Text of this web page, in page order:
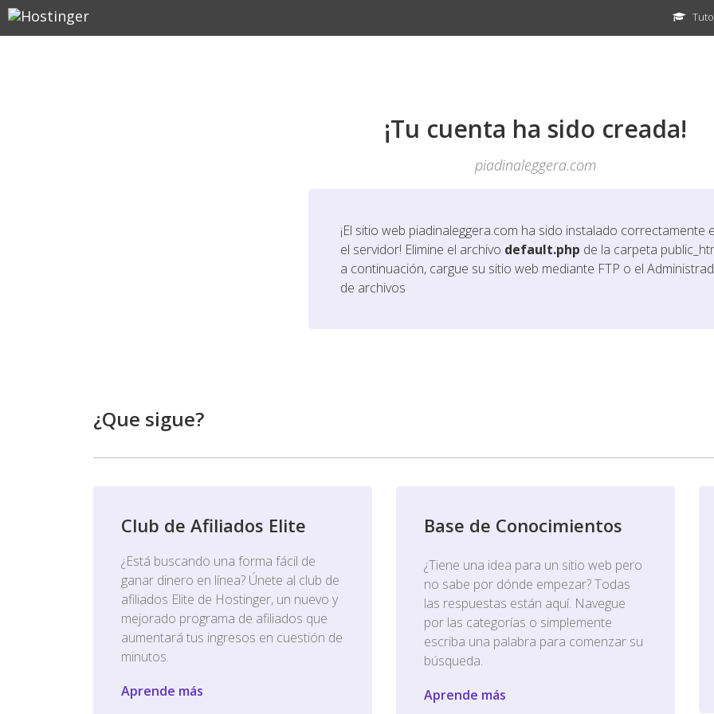
¡Tu cuenta ha sido creada!
piadinaleggera.com
¡El sitio web piadinaleggera.com ha sido instalado correctamente
el servidor! Elimine el archivo default.php de la carpeta
a continuación, cargue su sitio web mediante FTP o el
de archivos
¿Que sigue?
Club de Afiliados Elite
¿Está buscando una forma fácil de
ganar dinero en línea? Únete al club de
afiliados Elite de Hostinger, un nuevo y
mejorado programa de afiliados que
aumentará tus ingresos en cuestión de
minutos.
Aprende más
Base de Conocimientos
¿Tiene una idea para un sitio web pero
no sabe por dónde empezar? Todas
las respuestas están aquí. Navegue
por las categorías o simplemente
escriba una palabra para comenzar su
búsqueda.
Aprende más